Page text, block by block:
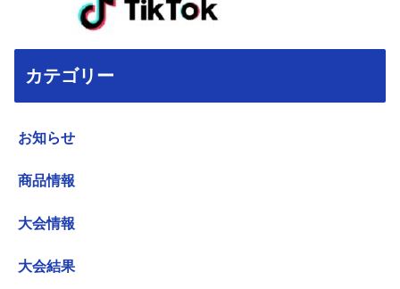
カテゴリー
お知らせ
商品情報
大会情報
大会結果